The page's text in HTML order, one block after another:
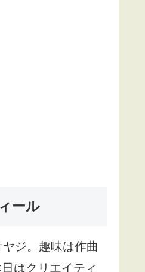
ール
ジ。趣味は作曲
はクリエイティ